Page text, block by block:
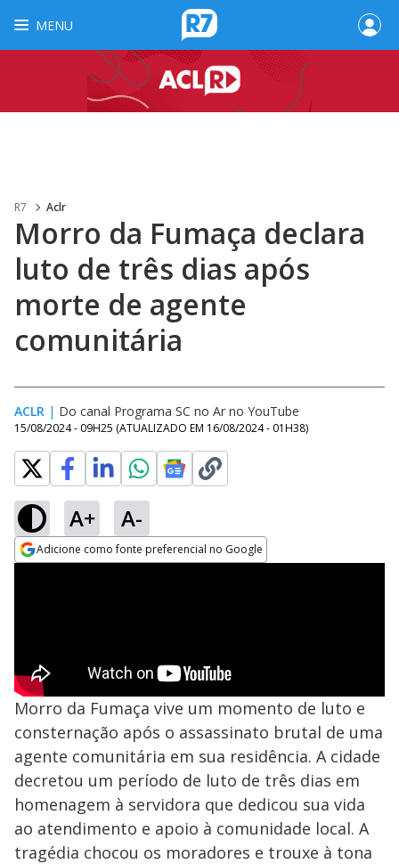
MENU
R7 Aclr
Morro da Fumaça declara
luto de três dias após
morte de agente
comunitária
ACLR | Do canal Programa SC no Ar no YouTube
15/08/2024 - 09H25 (ATUALIZADO EM 16/08/2024 - 01H38)
A+ A-
Adicione como fonte preferencial no Google
Morro da Fumaça vive um momento de luto e
consternação após o assassinato brutal de uma
agente comunitária em sua residência. A cidade
decretou um período de luto de três dias em
homenagem à servidora que dedicou sua vida
ao atendimento e apoio à comunidade local. A
tragédia chocou os moradores e trouxe à tona